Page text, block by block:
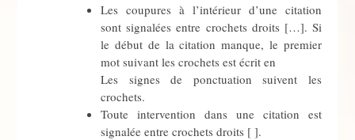
Les coupures à l’intérieur d’une citation
sont signalées entre crochets droits […]. Si
le début de la citation manque, le premier
mot suivant les crochets est écrit en
Les signes de ponctuation suivent les
crochets.
Toute intervention dans une citation est
signalée entre crochets droits [ ].